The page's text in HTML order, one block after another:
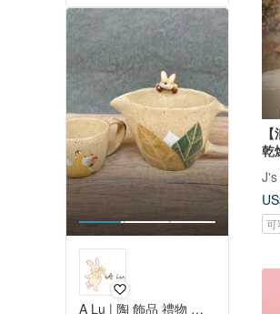
A Lu | 陶 飾品 禮物 原創
乾
可